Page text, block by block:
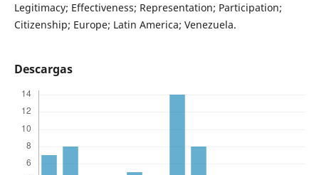
Legitimacy; Effectiveness; Representation; Participation;
Citizenship; Europe; Latin America; Venezuela.
Descargas